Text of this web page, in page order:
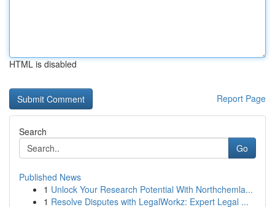
HTML is disabled
Report Page
Search
Go
Published News
1 Unlock Your Research Potential With Northchemla...
1 Resolve Disputes with LegalWorkz: Expert Legal ...